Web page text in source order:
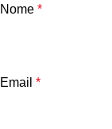
Nome *
Email *